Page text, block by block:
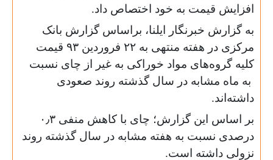
افزایش قیمت به خود اختصاص داد.
به گزارش خبرنگار ایلنا، براساس گزارش بانک
مرکزی در هفته منتهی به ۲۲ فروردین ۹۳ قیمت
کلیه گروه‌های مواد خوراکی به غیر از چای نسبت
به ماه مشابه در سال گذشته روند صعودی
داشته‌اند.
بر اساس این گزارش؛ چای با کاهش منفی ۰٫۳
درصدی نسبت به هفته مشابه در سال گذشته روند
نزولی داشته است.